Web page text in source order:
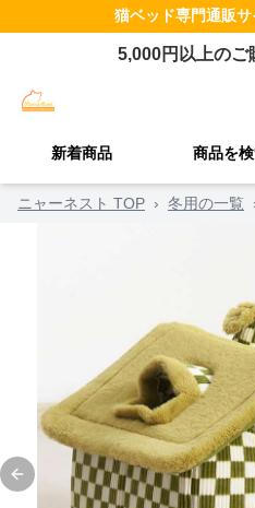
猫ベッド専門通販サ
5,000円以上の
新着商品 商品を
ニャーネスト TOP › 冬用の一覧
Previous slide